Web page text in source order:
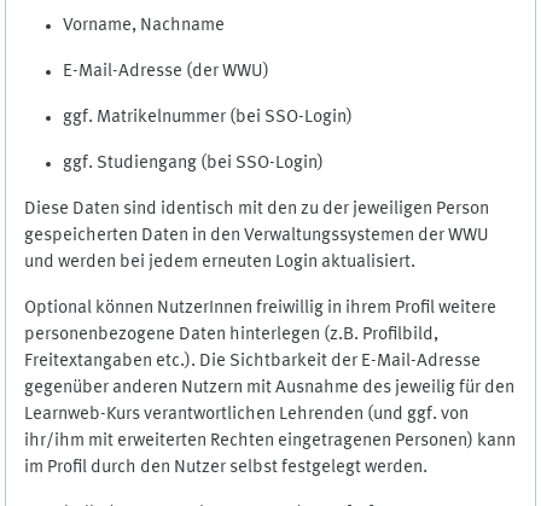
Vorname, Nachname
E-Mail-Adresse (der WWU)
ggf. Matrikelnummer (bei SSO-Login)
ggf. Studiengang (bei SSO-Login)
Diese Daten sind identisch mit den zu der jeweiligen Person
gespeicherten Daten in den Verwaltungssystemen der WWU
und werden bei jedem erneuten Login aktualisiert.
Optional können NutzerInnen freiwillig in ihrem Profil weitere
personenbezogene Daten hinterlegen (z.B. Profilbild,
Freitextangaben etc.). Die Sichtbarkeit der E-Mail-Adresse
gegenüber anderen Nutzern mit Ausnahme des jeweilig für den
Learnweb-Kurs verantwortlichen Lehrenden (und ggf. von
ihr/ihm mit erweiterten Rechten eingetragenen Personen) kann
im Profil durch den Nutzer selbst festgelegt werden.